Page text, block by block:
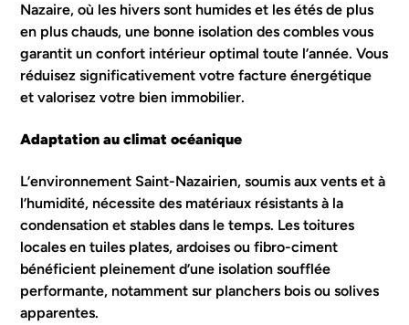
Nazaire, où les hivers sont humides et les étés de plus
en plus chauds, une bonne isolation des combles vous
garantit un confort intérieur optimal toute l’année. Vous
réduisez significativement votre facture énergétique
et valorisez votre bien immobilier.
Adaptation au climat océanique
L’environnement Saint-Nazairien, soumis aux vents et à
l’humidité, nécessite des matériaux résistants à la
condensation et stables dans le temps. Les toitures
locales en tuiles plates, ardoises ou fibro-ciment
bénéficient pleinement d’une isolation soufflée
performante, notamment sur planchers bois ou solives
apparentes.